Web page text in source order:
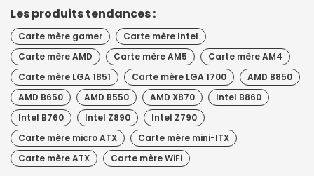
Les produits tendances :
Carte mère gamer
Carte mère Intel
Carte mère AMD
Carte mère AM5
Carte mère AM4
Carte mère LGA 1851
Carte mère LGA 1700
AMD B850
AMD B650
AMD B550 AMD X870
Intel B860
Intel B760
Intel Z890
Intel Z790
Carte mère micro ATX
Carte mère mini-ITX
Carte mère ATX
Carte mère WiFi